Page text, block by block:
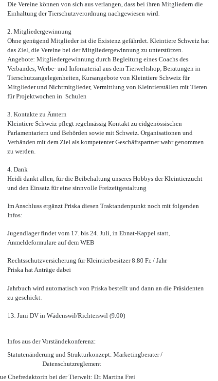
Die Vereine können von sich aus verlangen, dass bei ihren Mitgliedern die
Einhaltung der Tierschutzverordnung nachgewiesen wird.
2. Mitgliedergewinnung
Ohne genügend Mitglieder ist die Existenz gefährdet. Kleintiere Schweiz hat
das Ziel, die Vereine bei der Mitgliedergewinnung zu unterstützen.
Angebote: Mitgliedergewinnung durch Begleitung eines Coachs des
Verbandes, Werbe- und Infomaterial aus dem Tierweltshop, Beratungen in
Tierschutzangelegenheiten, Kursangebote von Kleintiere Schweiz für
Mitglieder und Nichtmitglieder, Vermittlung von Kleintierställen mit Tieren
für Projektwochen in Schulen
3. Kontakte zu Ämtern
Kleintiere Schweiz pflegt regelmässig Kontakt zu eidgenössischen
Parlamentariern und Behörden sowie mit Schweiz. Organisationen und
Verbänden mit dem Ziel als kompetenter Geschäftspartner wahr genommen
zu werden.
4. Dank
Heidi dankt allen, für die Beibehaltung unseres Hobbys der Kleintierzucht
und den Einsatz für eine sinnvolle Freizeitgestaltung
Im Anschluss ergänzt Priska diesen Traktandenpunkt noch mit folgenden
Infos:
Jugendlager findet vom 17. bis 24. Juli, in Ebnat-Kappel statt,
Anmeldeformulare auf dem WEB
Rechtsschutzversicherung für Kleintierbesitzer 8.80 Fr. / Jahr
Priska hat Anträge dabei
Jahrbuch wird automatisch von Priska bestellt und dann an die Präsidenten
zu geschickt.
13. Juni DV in Wädenswil/Richterswil (9.00)
Infos aus der Vorständekonferenz:
Statutenänderung und Strukturkonzept: Marketingberater /
Datenschutzreglement
bei der Tierwelt: Dr. Martina Frei